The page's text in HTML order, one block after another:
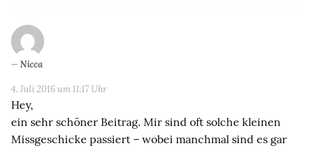
Nicca
4. Juli 2016 um 11:17 Uhr
Hey,
ein sehr schöner Beitrag. Mir sind oft solche kleinen
Missgeschicke passiert – wobei manchmal sind es gar